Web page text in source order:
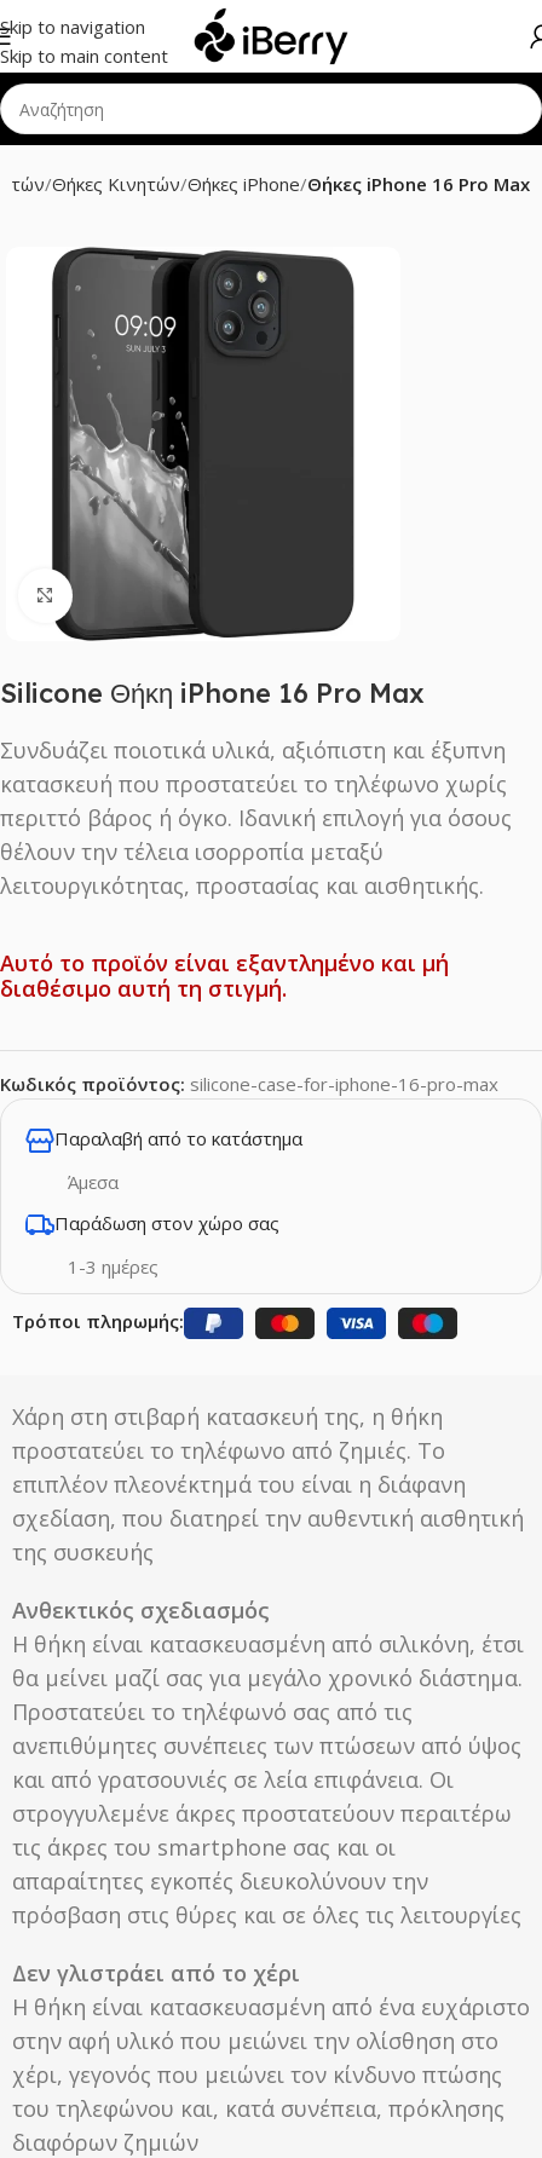
Skip to navigation
Skip to main content
Θήκες Κινητών Θήκες iPhone Θήκες iPhone 16 Pro Max
Click to enlarge
Silicone Θήκη iPhone 16 Pro Max
Συνδυάζει ποιοτικά υλικά, αξιόπιστη και έξυπνη
κατασκευή που προστατεύει το τηλέφωνο χωρίς
περιττό βάρος ή όγκο. Ιδανική επιλογή για όσους
θέλουν την τέλεια ισορροπία μεταξύ
λειτουργικότητας, προστασίας και αισθητικής.
Αυτό το προϊόν είναι εξαντλημένο και μή
διαθέσιμο αυτή τη στιγμή.
Κωδικός προϊόντος: silicone-case-for-iphone-16-pro-max
Παραλαβή από το κατάστημα
Άμεσα
Παράδωση στον χώρο σας
1-3 ημέρες
Τρόποι πληρωμής:
Χάρη στη στιβαρή κατασκευή της, η θήκη
προστατεύει το τηλέφωνο από ζημιές. Το
επιπλέον πλεονέκτημά του είναι η διάφανη
σχεδίαση, που διατηρεί την αυθεντική αισθητική
της συσκευής
Ανθεκτικός σχεδιασμός
Η θήκη είναι κατασκευασμένη από σιλικόνη, έτσι
θα μείνει μαζί σας για μεγάλο χρονικό διάστημα.
Προστατεύει το τηλέφωνό σας από τις
ανεπιθύμητες συνέπειες των πτώσεων από ύψος
και από γρατσουνιές σε λεία επιφάνεια. Οι
στρογγυλεμένε άκρες προστατεύουν περαιτέρω
τις άκρες του smartphone σας και οι
απαραίτητες εγκοπές διευκολύνουν την
πρόσβαση στις θύρες και σε όλες τις λειτουργίες
Δεν γλιστράει από το χέρι
Η θήκη είναι κατασκευασμένη από ένα ευχάριστο
στην αφή υλικό που μειώνει την ολίσθηση στο
χέρι, γεγονός που μειώνει τον κίνδυνο πτώσης
του τηλεφώνου και, κατά συνέπεια, πρόκλησης
διαφόρων ζημιών